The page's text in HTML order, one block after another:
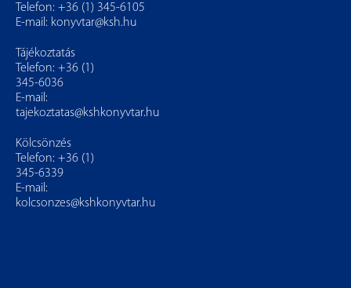
Telefon: +36 (1) 345-6105
E-mail: konyvtar@ksh.hu
Tájékoztatás
Telefon: +36 (1)
345-6036
E-mail:
tajekoztatas@kshkonyvtar.hu
Kölcsönzés
Telefon: +36 (1)
345-6339
E-mail:
kolcsonzes@kshkonyvtar.hu